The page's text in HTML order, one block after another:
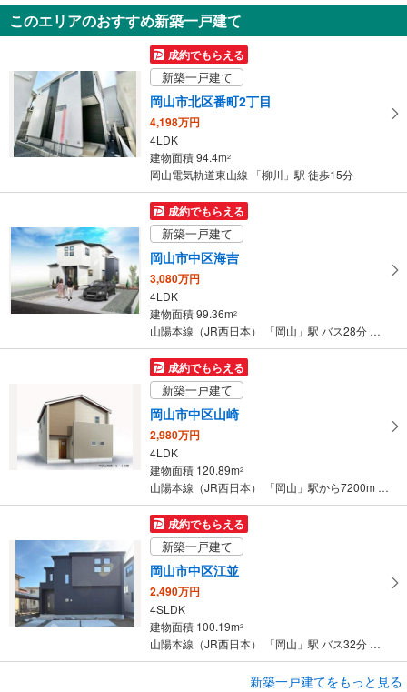
1,390万円
6DK
73.7m2（登記）
岡山県岡山市北区平野
このエリアのおすすめ新築一戸建て
成約でもらえる
新築一戸建て
岡山市北区番町2丁目
4,198万円
4LDK
建物面積 94.4m2
岡山電気軌道東山線 「柳川」駅 徒歩15分
成約でもらえる
新築一戸建て
岡山市中区海吉
3,080万円
4LDK
建物面積 99.36m2
山陽本線（JR西日本） 「岡山」駅 バス28分 海吉 バス停下車 徒歩7分
成約でもらえる
新築一戸建て
岡山市中区山崎
2,980万円
4LDK
建物面積 120.89m2
山陽本線（JR西日本） 「岡山」駅から7200m 車:24分
成約でもらえる
新築一戸建て
岡山市中区江並
2,490万円
4SLDK
建物面積 100.19m2
山陽本線（JR西日本） 「岡山」駅 バス32分 三蟠郵便局北 バス停下車 徒歩10分
新築一戸建てをもっと見る